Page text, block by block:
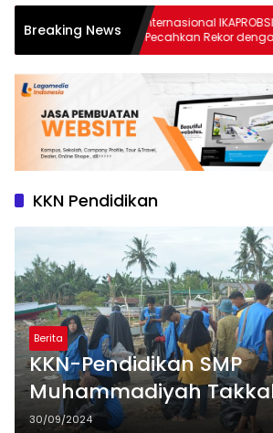
Breaking News
Seminar Internasional IKAPROBSI di
Unismuh Pecahkan Rekor dengan 249
Makalah
KKN Pendidikan
Berita
KKN-Pendidikan SMP
Muhammadiyah
Gappembar Galang
30/09/2024